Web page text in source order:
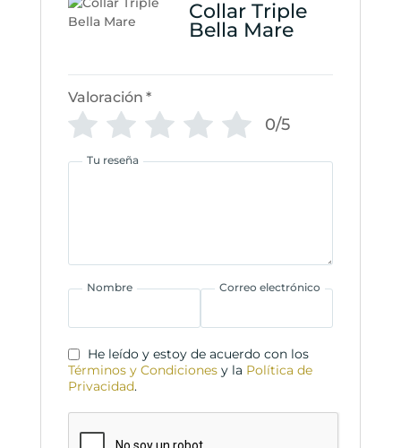
Collar Triple
Bella Mare
Valoración *
0/5
Tu reseña
Nombre Correo electrónico
He leído y estoy de acuerdo con los
Términos y Condicionesy la Política de
Privacidad.